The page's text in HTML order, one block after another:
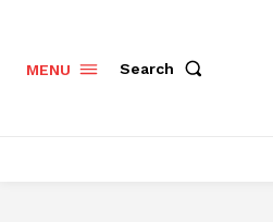
MENU Search